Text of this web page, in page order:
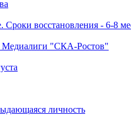
восстановления - 6-8
Медиалиги "СКА-Ростов"
личность